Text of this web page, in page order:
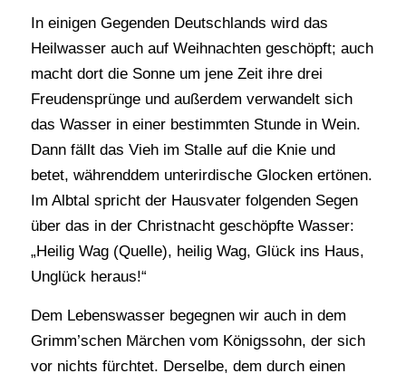
In einigen Gegenden Deutschlands wird das
Heilwasser auch auf Weihnachten geschöpft; auch
macht dort die Sonne um jene Zeit ihre drei
Freudensprünge und außerdem verwandelt sich
das Wasser in einer bestimmten Stunde in Wein.
Dann fällt das Vieh im Stalle auf die Knie und
betet, währenddem unterirdische Glocken ertönen.
Im Albtal spricht der Hausvater folgenden Segen
über das in der Christnacht geschöpfte Wasser:
„Heilig Wag (Quelle), heilig Wag, Glück ins Haus,
Unglück heraus!“
Dem Lebenswasser begegnen wir auch in dem
Grimm’schen Märchen vom Königssohn, der sich
vor nichts fürchtet. Derselbe, dem durch einen